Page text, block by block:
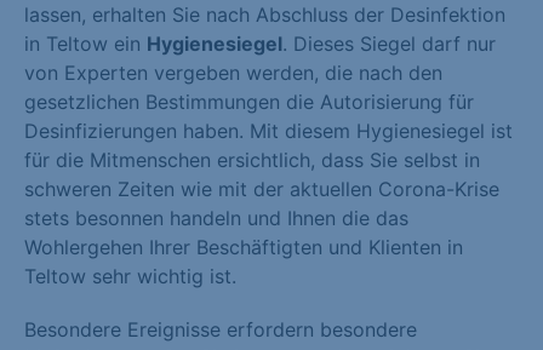
lassen, erhalten Sie nach Abschluss der Desinfektion
in Teltow ein Hygienesiegel. Dieses Siegel darf nur
von Experten vergeben werden, die nach den
gesetzlichen Bestimmungen die Autorisierung für
Desinfizierungen haben. Mit diesem Hygienesiegel ist
für die Mitmenschen ersichtlich, dass Sie selbst in
schweren Zeiten wie mit der aktuellen Corona-Krise
stets besonnen handeln und Ihnen die das
Wohlergehen Ihrer Beschäftigten und Klienten in
Teltow sehr wichtig ist.
Besondere Ereignisse erfordern besondere